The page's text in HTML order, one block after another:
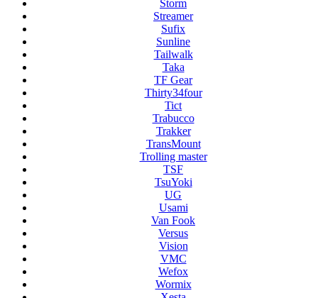
Storm
Streamer
Sufix
Sunline
Tailwalk
Taka
TF Gear
Thirty34four
Tict
Trabucco
Trakker
TransMount
Trolling master
TSF
TsuYoki
UG
Usami
Van Fook
Versus
Vision
VMC
Wefox
Wormix